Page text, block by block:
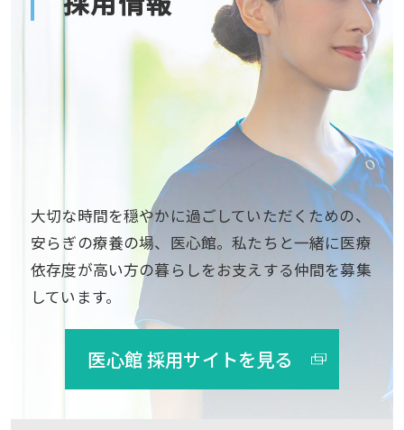
大切な時間を穏やかに過ごしていただくための、
安らぎの療養の場、医心館。私たちと一緒に医療
依存度が高い方の暮らしをお支えする仲間を募集
しています。
医心館 採用サイトを見る